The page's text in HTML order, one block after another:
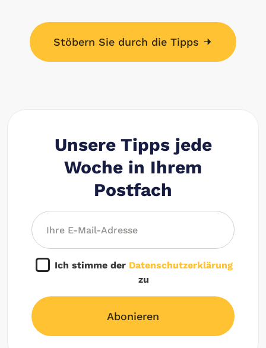
Stöbern Sie durch die Tipps
Unsere Tipps jede
Woche in Ihrem
Postfach
Ich stimme der Datenschutzerklärung
zu
Abonieren